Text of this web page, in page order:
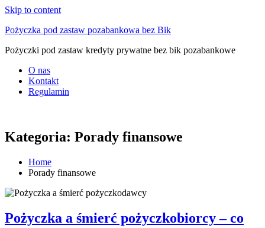
Skip to content
Pożyczka pod zastaw pozabankowa bez Bik
Pożyczki pod zastaw kredyty prywatne bez bik pozabankowe
O nas
Kontakt
Regulamin
Kategoria: Porady finansowe
Home
Porady finansowe
Pożyczka a śmierć pożyczkobiorcy – co